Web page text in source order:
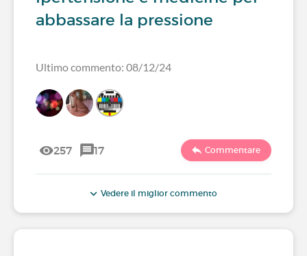
abbassare la pressione
Ultimo commento: 08/12/24
257 17 Commentare
Vedere il miglior commento